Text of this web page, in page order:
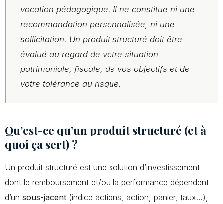
vocation pédagogique. Il ne constitue ni une
recommandation personnalisée, ni une
sollicitation. Un produit structuré doit être
évalué au regard de votre situation
patrimoniale, fiscale, de vos objectifs et de
votre tolérance au risque.
Qu’est-ce qu’un produit structuré (et à
quoi ça sert) ?
Un produit structuré est une solution d’investissement
dont le remboursement et/ou la performance dépendent
d’un sous-jacent (indice actions, action, panier, taux…),